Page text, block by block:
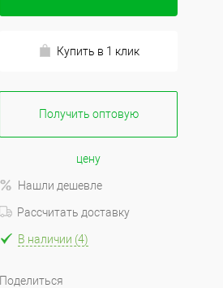
Купить в 1 клик
Получить оптовую
цену
Нашли дешевле
Рассчитать доставку
В наличии (4)
Поделиться